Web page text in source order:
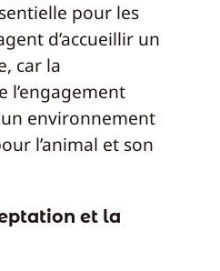
pour les
d’accueillir un
car la
l’engagement
environnement
l’animal et son
et la